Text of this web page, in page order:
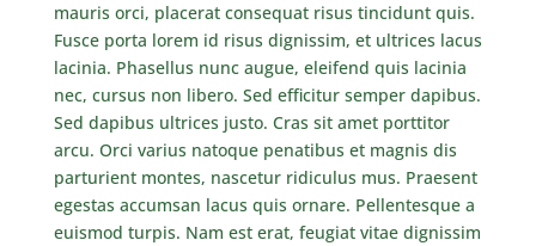
mauris orci, placerat consequat risus tincidunt quis.
Fusce porta lorem id risus dignissim, et ultrices lacus
lacinia. Phasellus nunc augue, eleifend quis lacinia
nec, cursus non libero. Sed efficitur semper dapibus.
Sed dapibus ultrices justo. Cras sit amet porttitor
arcu. Orci varius natoque penatibus et magnis dis
parturient montes, nascetur ridiculus mus. Praesent
egestas accumsan lacus quis ornare. Pellentesque a
euismod turpis. Nam est erat, feugiat vitae dignissim